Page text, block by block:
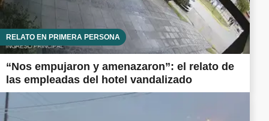
RELATO EN PRIMERA PERSONA
“Nos empujaron y amenazaron”: el relato de
las empleadas del hotel vandalizado